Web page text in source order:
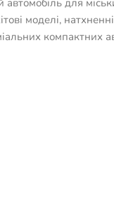
автомобіль для
моделі,
компактних